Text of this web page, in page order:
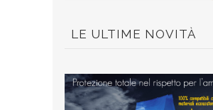
LE ULTIME NOVITÀ